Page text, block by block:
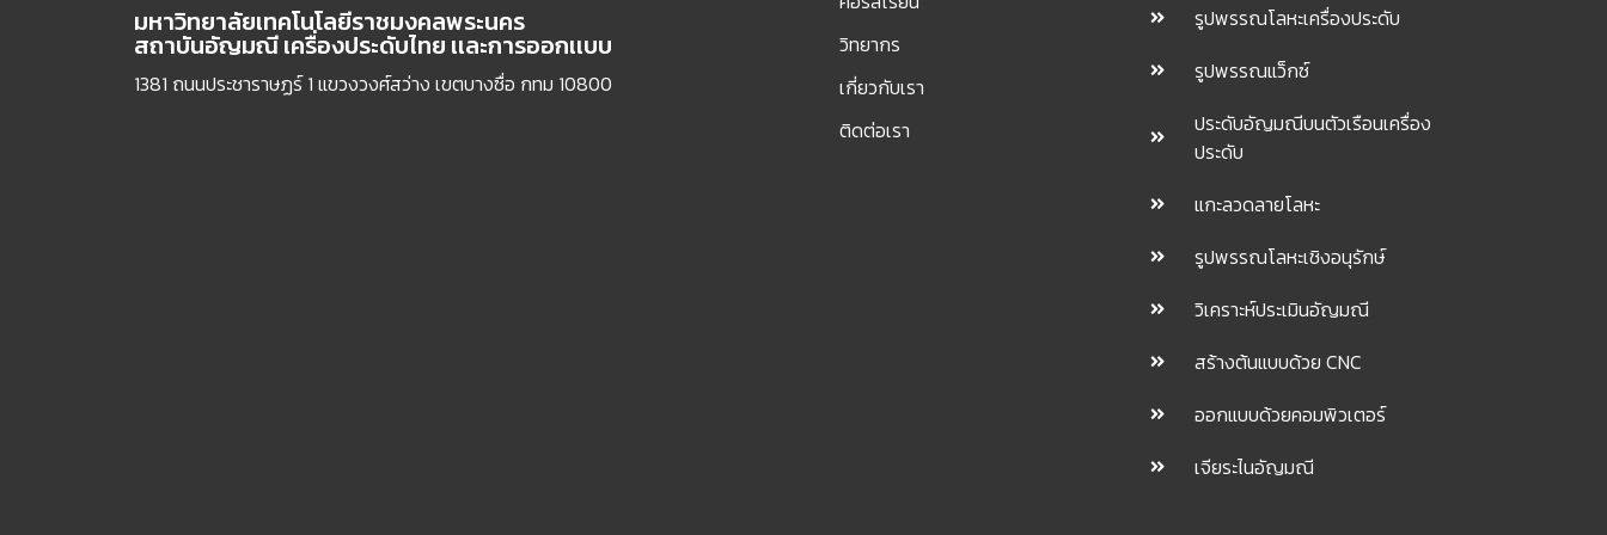
มหาวิทยาลัยเทคโนโลยีราชมงคลพระนคร
สถาบันอัญมณี เครื่องประดับไทย เเละการออกเเบบ
1381 ถนนประชาราษฏร์ 1 แขวงวงศ์สว่าง เขตบางซื่อ กทม 10800
วิทยากร
เกี่ยวกับเรา
ติดต่อเรา
รูปพรรณโลหะเครื่องประดับ
รูปพรรณแว็กซ์
ประดับอัญมณีบนตัวเรือนเครื่อง
ประดับ
แกะลวดลายโลหะ
รูปพรรณโลหะเชิงอนุรักษ์
วิเคราะห์ประเมินอัญมณี
สร้างต้นแบบด้วย CNC
ออกแบบด้วยคอมพิวเตอร์
เจียระไนอัญมณี